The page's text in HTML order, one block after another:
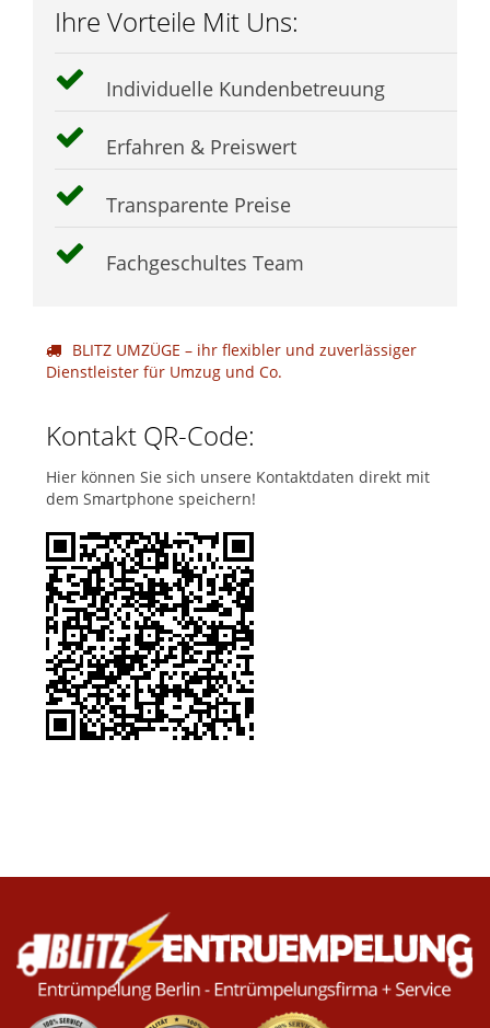
Ihre Vorteile Mit Uns:
Individuelle Kundenbetreuung
Erfahren & Preiswert
Transparente Preise
Fachgeschultes Team
BLITZ UMZÜGE – ihr flexibler und zuverlässiger
Dienstleister für Umzug und Co.
Kontakt QR-Code:
Hier können Sie sich unsere Kontaktdaten direkt mit
dem Smartphone speichern!